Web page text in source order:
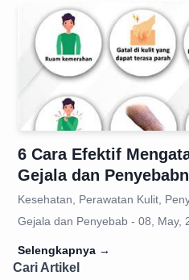
6 Cara Efektif
Gejala dan
Kesehatan, Perawatan Kulit,
Gejala dan Penyebab - 08, May,
Selengkapnya →
Cari Artikel